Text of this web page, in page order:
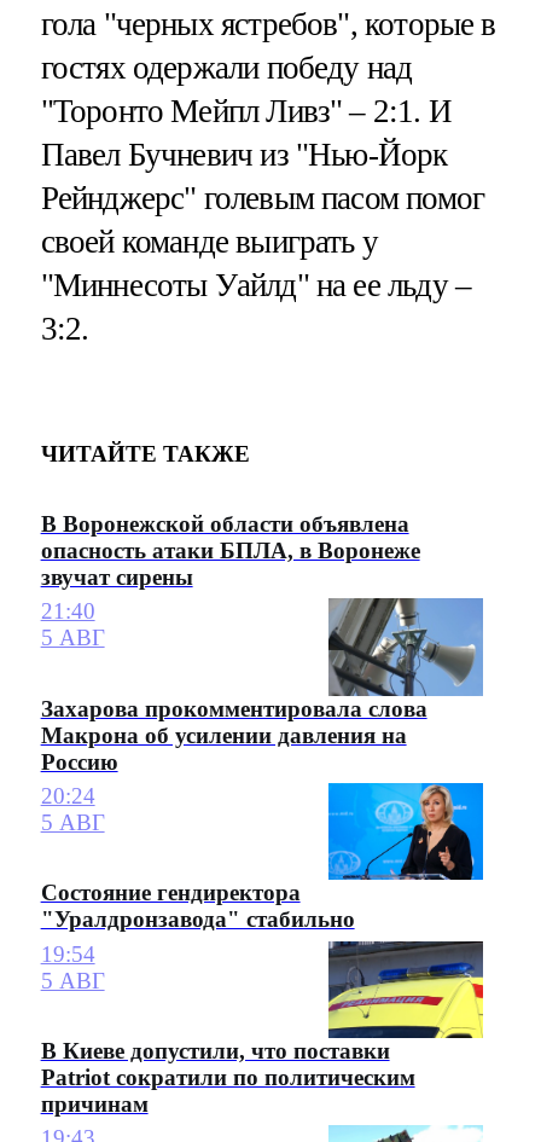
гола "черных ястребов", которые в
гостях одержали победу над
"Торонто Мейпл Ливз" – 2:1. И
Павел Бучневич из "Нью-Йорк
Рейнджерс" голевым пасом помог
своей команде выиграть у
"Миннесоты Уайлд" на ее льду –
3:2.
ЧИТАЙТЕ ТАКЖЕ
В Воронежской области объявлена
опасность атаки БПЛА, в Воронеже
звучат сирены
21:40
5 АВГ
Захарова прокомментировала слова
Макрона об усилении давления на
Россию
20:24
5 АВГ
Состояние гендиректора
"Уралдронзавода" стабильно
19:54
5 АВГ
В Киеве допустили, что поставки
Patriot сократили по политическим
причинам